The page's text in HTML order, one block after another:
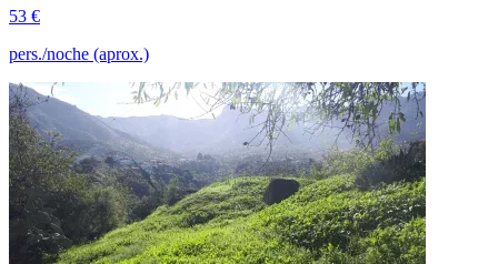
53 €
pers./noche (aprox.)